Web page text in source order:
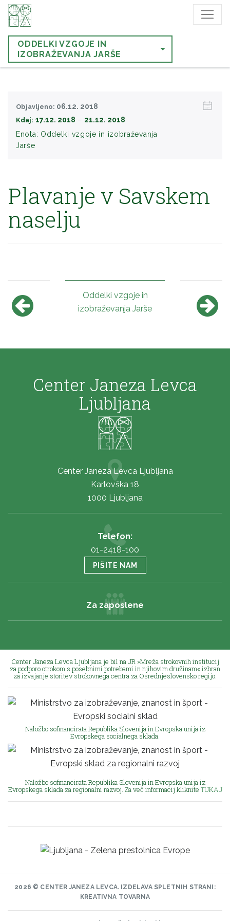
ODDELKI VZGOJE IN
IZOBRAŽEVANJA JARŠE
Objavljeno: 06.12. 2018
Kdaj: 17.12. 2018 − 21.12. 2018
Enota: Oddelki vzgoje in izobraževanja
Jarše
Plavanje v Savskem
naselju
Oddelki vzgoje in
izobraževanja Jarše
Center Janeza Levca
Ljubljana
Center Janeza Levca Ljubljana
Karlovška 18
1000 Ljubljana
Telefon:
01-2418-100
PIŠITE NAM
Za zaposlene
Center Janeza Levca Ljubljana je bil na JR »Mreža strokovnih institucij
za podporo otrokom s posebnimi potrebami in njihovim družinam« izbran
za izvajanje storitev strokovnega centra za Osrednjeslovensko regijo.
Naložbo sofinancirata Republika Slovenija in Evropska unija iz
Evropskega socialnega sklada.
Naložbo sofinancirata Republika Slovenija in Evropska unija iz
Evropskega sklada za regionalni razvoj. Za več informacij kliknite TUKAJ
2026 © CENTER JANEZA LEVCA. IZDELAVA SPLETNIH STRANI:
KREATIVNA TOVARNA